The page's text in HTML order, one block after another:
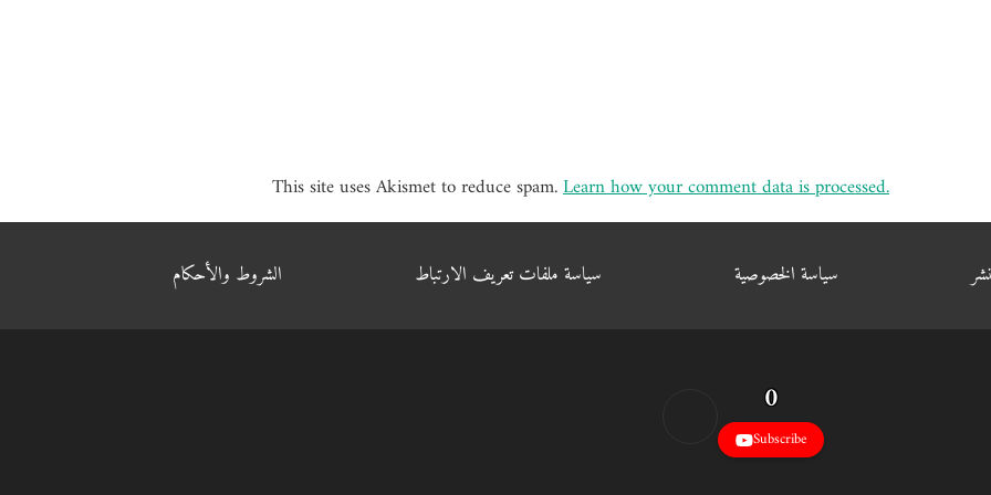
This site uses Akismet to reduce spam.Learn how your comment data is processed.
الشروط والأحكام سياسة ملفات تعريف الارتباط سياسة الخصوصية
0
Subscribe